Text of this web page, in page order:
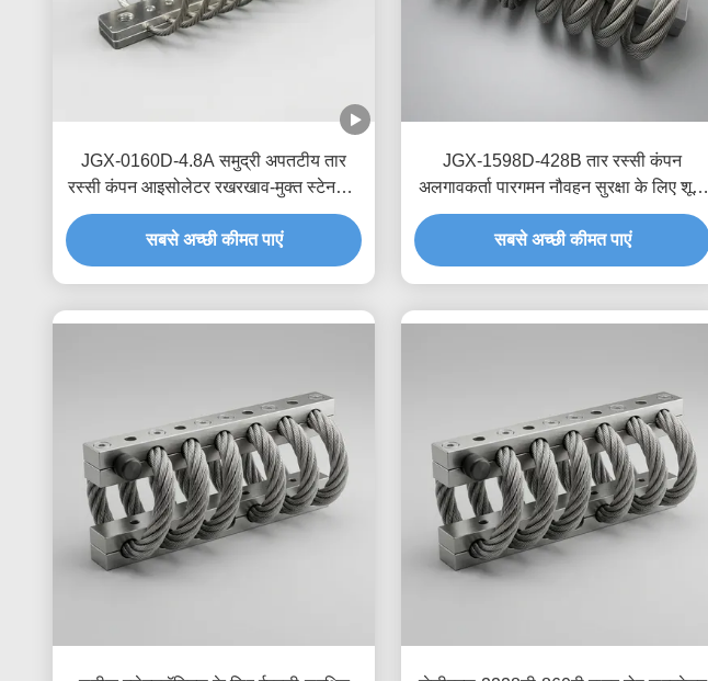
JGX-0160D-4.8A समुद्री अपतटीय तार
रस्सी कंपन आइसोलेटर रखरखाव-मुक्त स्टेनलेस
स्टील शॉक माउंट
सबसे अच्छी कीमत पाएं
JGX-1598D-428B तार रस्सी कंपन
अलगावकर्ता पारगमन नौवहन सुरक्षा के लिए शून्य
क्रीप तेल मुक्त घर्षण डिम्पिंग
सबसे अच्छी कीमत पाएं